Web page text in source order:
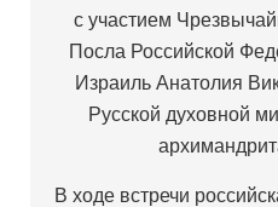
с участием
Посла Российской
Израиль Анатолия
Русской духовной
В ходе встречи